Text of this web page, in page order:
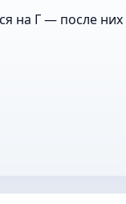
на Г — после них